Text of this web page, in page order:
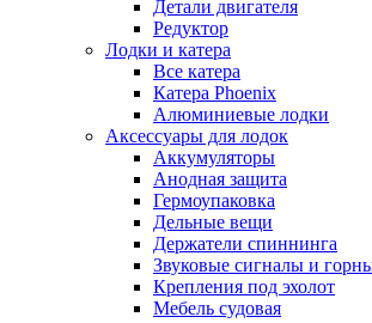
Детали двигателя
Редуктор
Лодки и катера
Все катера
Катера Phoenix
Алюминиевые лодки
Аксессуары для лодок
Аккумуляторы
Анодная защита
Гермоупаковка
Дельные вещи
Держатели спиннинга
Звуковые сигналы и
Крепления под эхолот
Мебель судовая